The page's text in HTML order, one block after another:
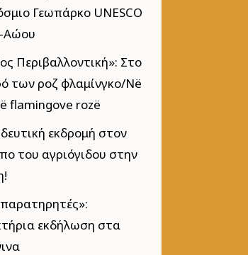
Γεωπάρκο UNESCO
Αώου
Περιβαλλοντική»: Στο
των ροζ φλαμίνγκο/Në
flamingove rozë
εκδρομή στον
του αγριόγιδου στην
εκδήλωση στα